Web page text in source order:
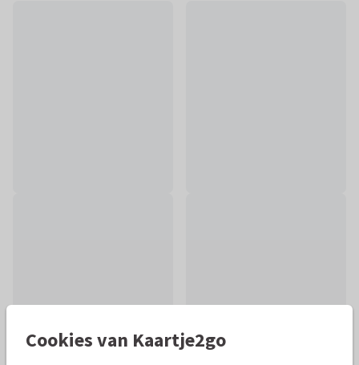
Cookies van Kaartje2go